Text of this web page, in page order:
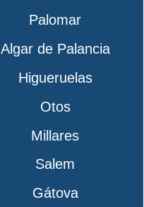
Palomar
Algar de Palancia
Higueruelas
Otos
Millares
Salem
Gátova